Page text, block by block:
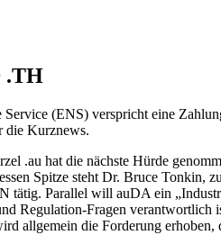
.TH
(ENS) verspricht eine
die Kurznews.
.au hat die nächste Hürde
Spitze steht Dr. Bruce
tätig. Parallel will auDA ein
Regulation-Fragen
allgemein die Forderung